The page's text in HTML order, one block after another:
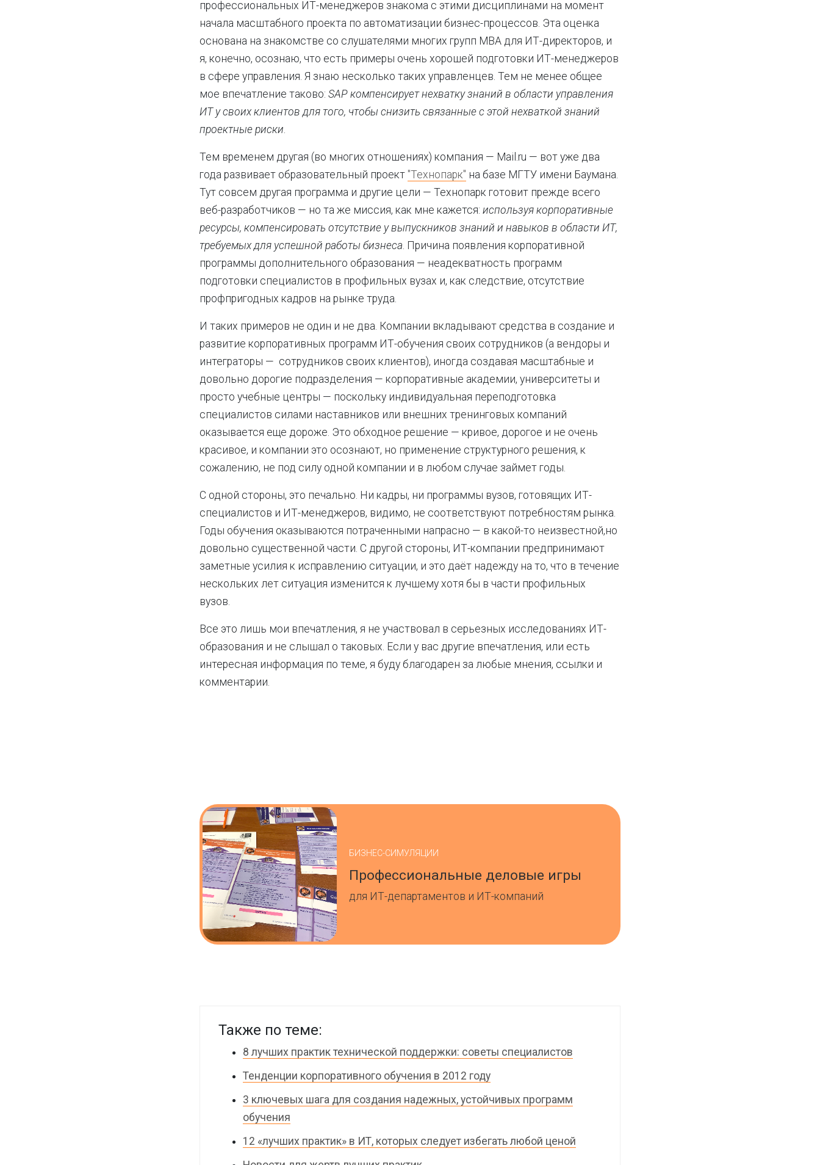
профессиональных ИТ-менеджеров знакома с этими дисциплинами на момент
начала масштабного проекта по автоматизации бизнес-процессов. Эта оценка
основана на знакомстве со слушателями многих групп MBA для ИТ-директоров, и
я, конечно, осознаю, что есть примеры очень хорошей подготовки ИТ-менеджеров
в сфере управления. Я знаю несколько таких управленцев. Тем не менее общее
мое впечатление таково: SAP компенсирует нехватку знаний в области управления
ИТ у своих клиентов для того, чтобы снизить связанные с этой нехваткой знаний
проектные риски.
Тем временем другая (во многих отношениях) компания — Mail.ru — вот уже два
года развивает образовательный проект "Технопарк" на базе МГТУ имени Баумана.
Тут совсем другая программа и другие цели — Технопарк готовит прежде всего
веб-разработчиков — но та же миссия, как мне кажется: используя корпоративные
ресурсы, компенсировать отсутствие у выпускников знаний и навыков в области ИТ,
требуемых для успешной работы бизнеса. Причина появления корпоративной
программы дополнительного образования — неадекватность программ
подготовки специалистов в профильных вузах и, как следствие, отсутствие
профпригодных кадров на рынке труда.
И таких примеров не один и не два. Компании вкладывают средства в создание и
развитие корпоративных программ ИТ-обучения своих сотрудников (а вендоры и
интеграторы — сотрудников своих клиентов), иногда создавая масштабные и
довольно дорогие подразделения — корпоративные академии, университеты и
просто учебные центры — поскольку индивидуальная переподготовка
специалистов силами наставников или внешних тренинговых компаний
оказывается еще дороже. Это обходное решение — кривое, дорогое и не очень
красивое, и компании это осознают, но применение структурного решения, к
сожалению, не под силу одной компании и в любом случае займет годы.
С одной стороны, это печально. Ни кадры, ни программы вузов, готовящих ИТ-
специалистов и ИТ-менеджеров, видимо, не соответствуют потребностям рынка.
Годы обучения оказываются потраченными напрасно — в какой-то неизвестной,но
довольно существенной части. С другой стороны, ИТ-компании предпринимают
заметные усилия к исправлению ситуации, и это даёт надежду на то, что в течение
нескольких лет ситуация изменится к лучшему хотя бы в части профильных
вузов.
Все это лишь мои впечатления, я не участвовал в серьезных исследованиях ИТ-
образования и не слышал о таковых. Если у вас другие впечатления, или есть
интересная информация по теме, я буду благодарен за любые мнения, ссылки и
комментарии.
БИЗНЕС-СИМУЛЯЦИИ
Профессиональные деловые игры
для ИТ-департаментов и ИТ-компаний
Также по теме:
8 лучших практик технической поддержки: советы специалистов
Тенденции корпоративного обучения в 2012 году
3 ключевых шага для создания надежных, устойчивых программ
обучения
12 «лучших практик» в ИТ, которых следует избегать любой ценой